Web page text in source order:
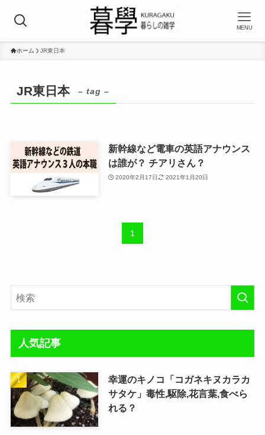
MENU
ホーム JR東日本
JR東日本 – tag –
新幹線など電車の英語アナウンス
は誰が？ チアリさん？
2020年2月17日 2021年1月20日
1
人気記事
幸運のキノコ「コガネキヌカラカ
サタケ」毒性,駆除,花言葉,食べら
れる？